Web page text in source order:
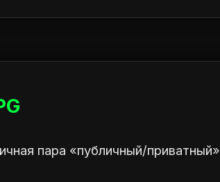
пара «публичный/